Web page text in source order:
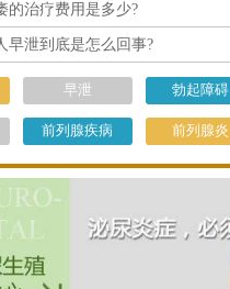
的治疗费用是多少?
早泄到底是怎么回事?
早泄 勃起障碍
前列腺疾病 前列腺炎